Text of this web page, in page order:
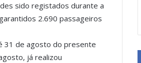
sido registados durante a
2.690 passageiros
31 de agosto do presente
já realizou